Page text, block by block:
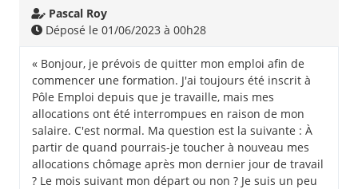
Pascal Roy
Déposé le 01/06/2023 à 00h28
« Bonjour, je prévois de quitter mon emploi afin de
commencer une formation. J'ai toujours été inscrit à
Pôle Emploi depuis que je travaille, mais mes
allocations ont été interrompues en raison de mon
salaire. C'est normal. Ma question est la suivante : À
partir de quand pourrais-je toucher à nouveau mes
allocations chômage après mon dernier jour de travail
? Le mois suivant mon départ ou non ? Je suis un peu